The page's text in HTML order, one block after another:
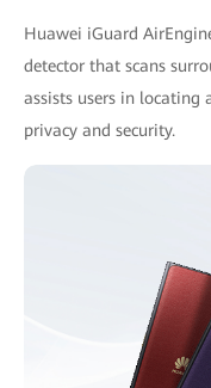
Huawei iGuard
detector that scans
assists users in locating
privacy and security.